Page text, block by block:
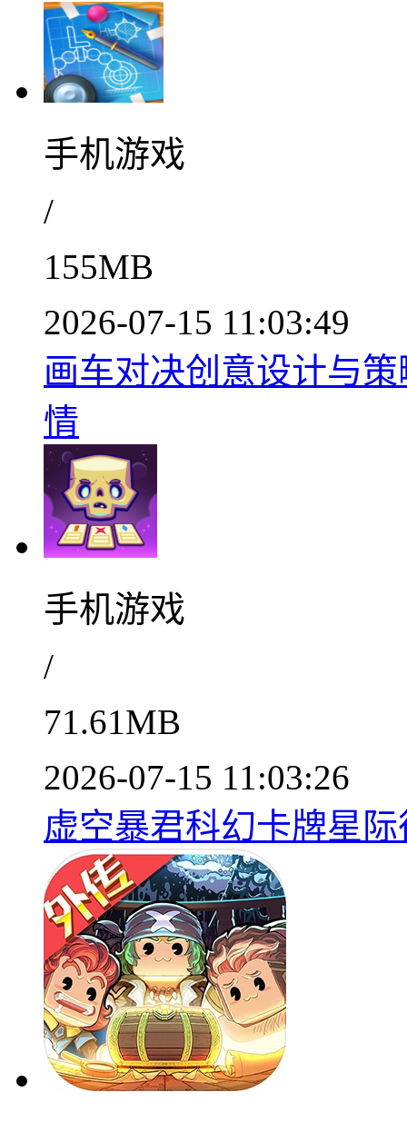
手机游戏
/
155MB
2026-07-15 11:03:49
画车对决创意设计与
情
手机游戏
/
71.61MB
2026-07-15 11:03:26
虚空暴君科幻卡牌星